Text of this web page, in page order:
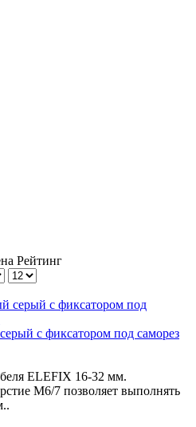
Рейтинг
с фиксатором под саморез
ELEFIX 16-32 мм.
M6/7 позволяет выполнять